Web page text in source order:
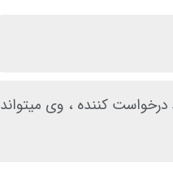
کننده ، وی میتواند